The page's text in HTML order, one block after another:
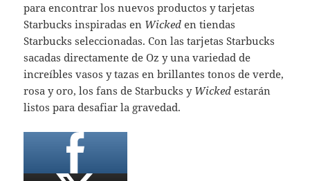
para encontrar los nuevos productos y tarjetas
Starbucks inspiradas en Wickeden tiendas
Starbucks seleccionadas. Con las tarjetas Starbucks
sacadas directamente de Oz y una variedad de
increíbles vasos y tazas en brillantes tonos de verde,
rosa y oro, los fans de Starbucks y Wicked estarán
listos para desafiar la gravedad.